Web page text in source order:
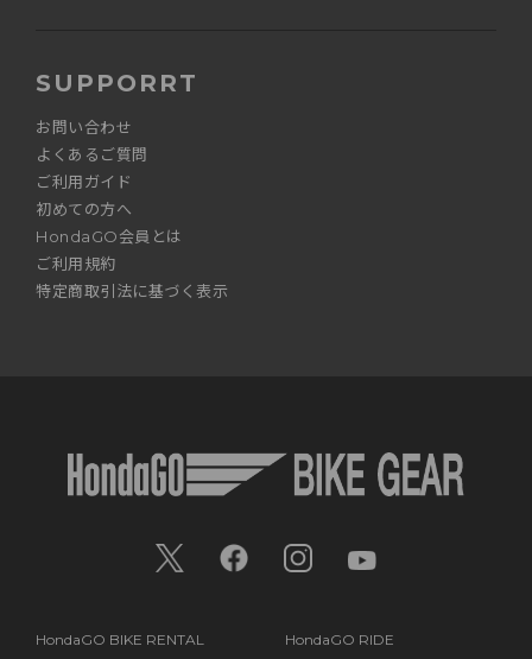
SUPPORRT
お問い合わせ
よくあるご質問
ご利用ガイド
初めての方へ
HondaGO会員とは
ご利用規約
特定商取引法に基づく表示
HondaGO BIKE RENTAL HondaGO RIDE